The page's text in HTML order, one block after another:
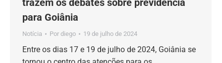
para Goiânia
Notícia Por diego 19 de julho de 2024
Entre os dias 17 e 19 de julho de 2024, Goiânia se